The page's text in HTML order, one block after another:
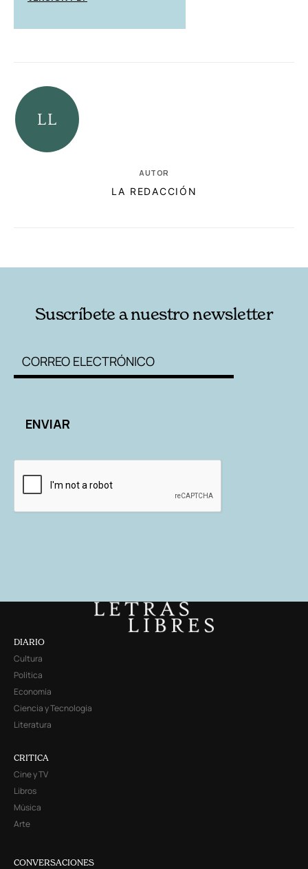
AUTOR
LA REDACCIÓN
Suscríbete a nuestro newsletter
DIARIO
Cultura
Política
Economía
Ciencia y Tecnología
Literatura
CRITICA
Cine y TV
Libros
Música
Arte
CONVERSACIONES